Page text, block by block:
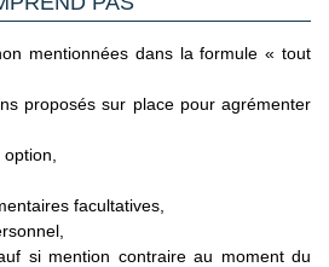
que pour entrer dans les pays
expirée peut être tolérée. En
aériennes ne la tolèrent jamais.
de privilégier un passeport
d'Identité expirée, même dans
est considérée par les autorités
en cours de validité.
seul: les formalités à
le site du Service Public en
mentionnées dans la formule « tout
proposés sur place pour agrémenter
facultatives,
si mention contraire au moment du